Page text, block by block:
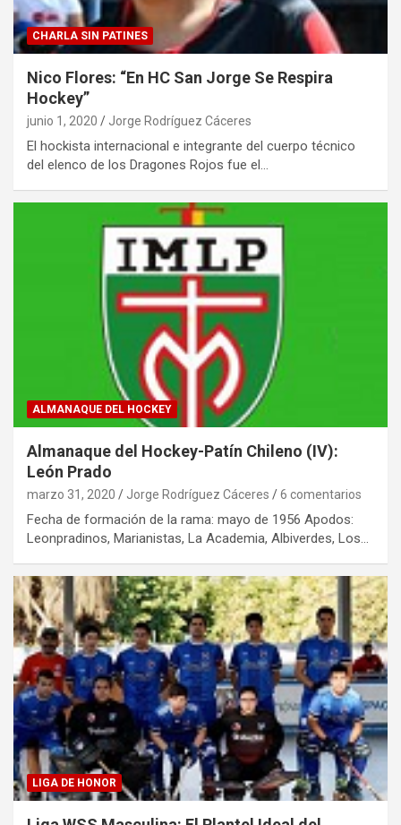
CHARLA SIN PATINES
Nico Flores: “En HC San Jorge Se Respira
Hockey”
junio 1, 2020 Jorge Rodríguez Cáceres
El hockista internacional e integrante del cuerpo técnico
del elenco de los Dragones Rojos fue el…
ALMANAQUE DEL HOCKEY
Almanaque del Hockey-Patín Chileno (IV):
León Prado
marzo 31, 2020 Jorge Rodríguez Cáceres 6 comentarios
Fecha de formación de la rama: mayo de 1956 Apodos:
Leonpradinos, Marianistas, La Academia, Albiverdes, Los…
LIGA DE HONOR